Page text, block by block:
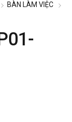
BÀN LÀM VIỆC